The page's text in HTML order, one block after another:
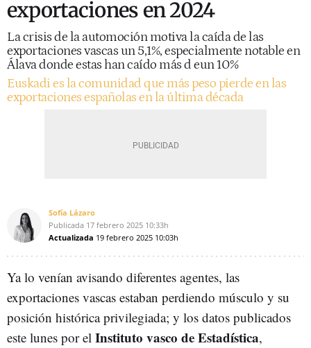
exportaciones en 2024
La crisis de la automoción motiva la caída de las
exportaciones vascas un 5,1%, especialmente notable en
Álava donde estas han caído más d eun 10%
Euskadi es la comunidad que más peso pierde en las
exportaciones españolas en la última década
Sofía Lázaro
Publicada 17 febrero 2025 10:33h
Actualizada 19 febrero 2025 10:03h
Ya lo venían avisando diferentes agentes, las
exportaciones vascas estaban perdiendo músculo y su
posición histórica privilegiada; y los datos publicados
este lunes por el Instituto vasco de Estadística,